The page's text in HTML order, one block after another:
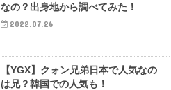
なの？出身地から調べてみた！
2022.07.26
【YGX】クォン兄弟日本で人気なの
は兄？韓国での人気も！